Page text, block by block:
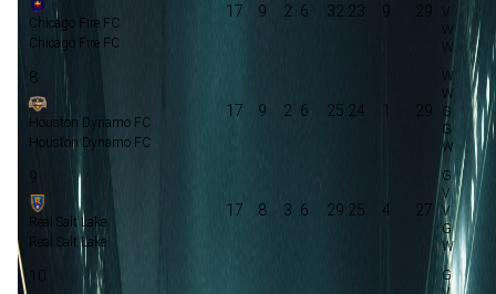
Chicago Fire FC
Chicago Fire FC
17 9 2 6 32:23 9 29
8
Houston Dynamo FC
Houston Dynamo FC
17 9 2 6 25:24 1 29
9
Real Salt Lake
Real Salt Lake
17 8 3 6 29:25 4 27
10